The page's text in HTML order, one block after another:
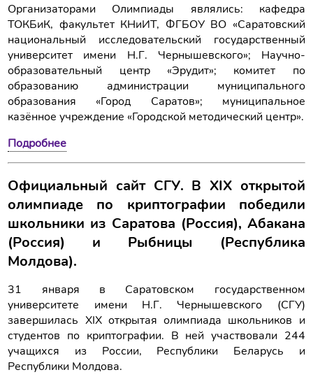
Организаторами Олимпиады являлись: кафедра
ТОКБиК, факультет КНиИТ, ФГБОУ ВО «Саратовский
национальный исследовательский государственный
университет имени Н.Г. Чернышевского»; Научно-
образовательный центр «Эрудит»; комитет по
образованию администрации муниципального
образования «Город Саратов»; муниципальное
казённое учреждение «Городской методический центр».
Подробнее
Официальный сайт СГУ. В XIX открытой
олимпиаде по криптографии победили
школьники из Саратова (Россия), Абакана
(Россия) и Рыбницы (Республика
Молдова).
31 января в Саратовском государственном
университете имени Н.Г. Чернышевского (СГУ)
завершилась XIX открытая олимпиада школьников и
студентов по криптографии. В ней участвовали 244
учащихся из России, Республики Беларусь и
Республики Молдова.